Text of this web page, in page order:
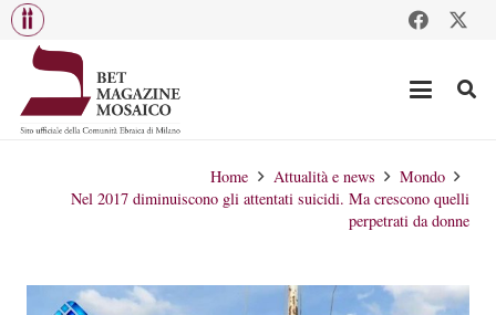
Home Attualità e news
Mondo
Nel 2017 diminuiscono gli attentati suicidi. Ma crescono quelli
perpetrati da donne